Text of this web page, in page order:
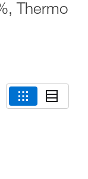
Thermo